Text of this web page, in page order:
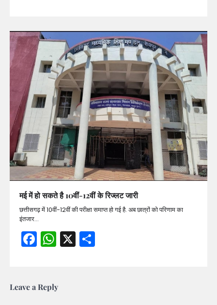
मई में हो सकते है 10वीं-12वीं के रिज्लट जारी
छत्तीसगढ़ में 10वीं-12वीं की परीक्षा समाप्त हो गई है. अब छात्रों को परिणाम का
इंतजार…
Facebook
WhatsApp
X
Leave a Reply